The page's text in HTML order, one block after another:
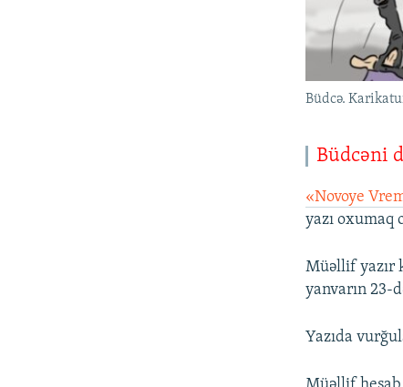
Büdcə.
Büdcəni
«Novoye
yazı oxumaq
Müəllif yazır
yanvarın 23-
Yazıda